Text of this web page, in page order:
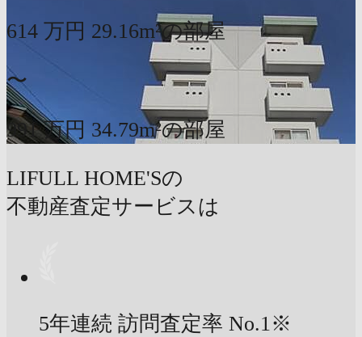
614 万円 29.16m²の部屋
〜
991 万円 34.79m²の部屋
LIFULL HOME'Sの
不動産査定サービスは
5年連続 訪問査定率 No.1※